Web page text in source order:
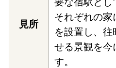
見所
それぞれの家
を設置し、往
せる景観を今
す。